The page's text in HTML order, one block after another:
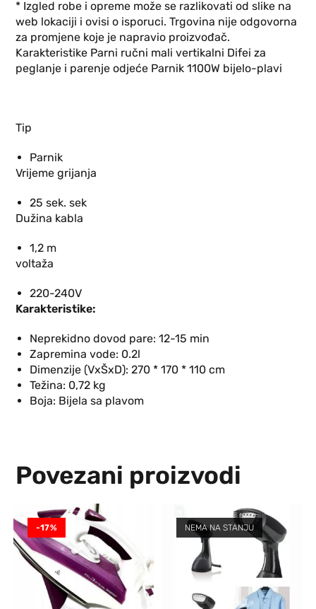
* Izgled robe i opreme može se razlikovati od slike na
web lokaciji i ovisi o isporuci. Trgovina nije odgovorna
za promjene koje je napravio proizvođač.
Karakteristike Parni ručni mali vertikalni Difei za
peglanje i parenje odjeće Parnik 1100W bijelo-plavi
Tip
Parnik
Vrijeme grijanja
25 sek. sek
Dužina kabla
1,2 m
voltaža
220-240V
Karakteristike:
Neprekidno dovod pare: 12-15 min
Zapremina vode: 0.2l
Dimenzije (VxŠxD): 270 * 170 * 110 cm
Težina: 0,72 kg
Boja: Bijela sa plavom
Povezani proizvodi
-17% NEMA NA STANJU